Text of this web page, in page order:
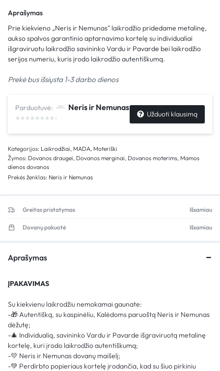
Aprašymas
Prie kiekvieno „Neris ir Nemunas" laikrodžio pridedame metalinę,
aukso spalvos garantinio aptarnavimo kortelę su individualiai
išgraviruotu laikrodžio savininko Vardu ir Pavarde bei laikrodžio
serijos numeriu, kuris įrodo laikrodžio autentiškumą.
Prekė bus išsiųsta 1-3 darbo dienos
Parduotuvė: Neris ir Nemunas
Užduoti klausimą
Kategorijos: Laikrodžiai, MADA, Moteriški
Žymos: Dovanos draugei, Dovanos merginai, Dovanos moterims, Mamos
dienos dovanos
Prekės ženklas: Neris ir Nemunas
Greitas pristatymas Išsamiau
Dovanų pakuotė Išsamiau
Aprašymas
ĮPAKAVIMAS
Su kiekvienu laikrodžiu nemokamai gaunate:
-🎁 Autentišką, su kaspinėliu, Kalėdoms paruoštą Neris ir Nemunas
dėžutę;
-🎄 Individualią, savininko Vardu ir Pavarde išgraviruotą metalinę
kortelę, kuri įrodo laikrodžio autentiškumą;
-💛 Neris ir Nemunas dovanų maišelį;
-💚 Perdirbto popieriaus kortelę įrodančia, kad su šiuo pirkiniu